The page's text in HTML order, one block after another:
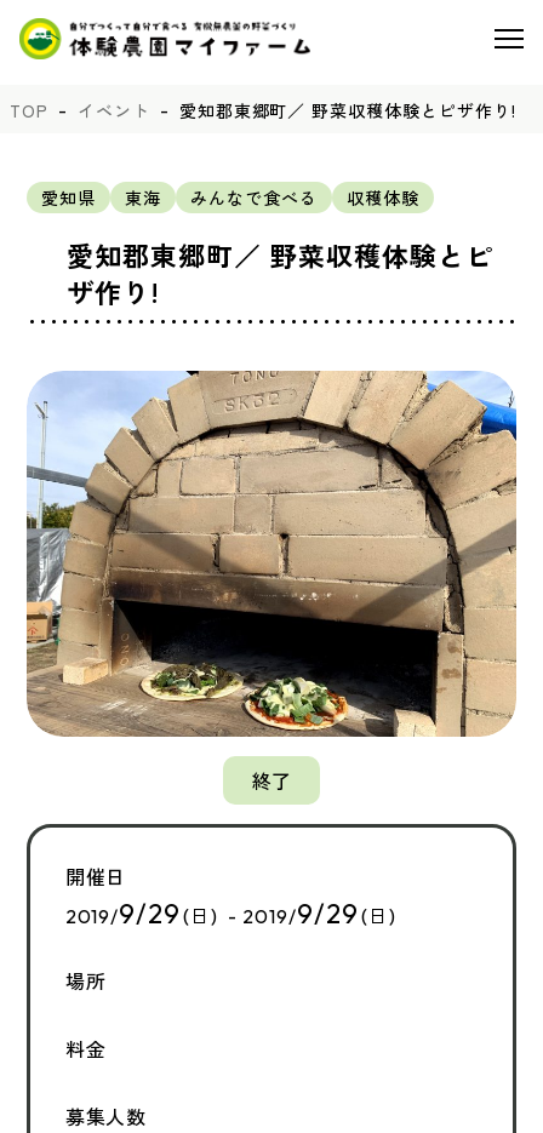
TOP イベント 愛知郡東郷町／ 野菜収穫体験とピザ作り!
愛知県 東海 みんなで食べる 収穫体験
愛知郡東郷町／ 野菜収穫体験とピ
ザ作り!
終了
開催日
2019/9/29 (日) - 2019/9/29 (日)
場所
料金
募集人数